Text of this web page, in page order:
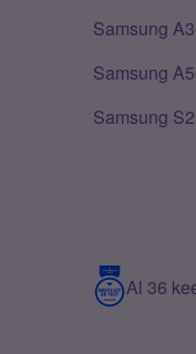
Samsung
Samsung
Samsung
Al 36